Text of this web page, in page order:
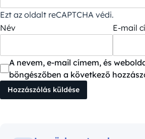
Ezt az oldalt reCAPTCHA védi.
Név
E-mail
A nevem, e-mail címem, és
böngészőben a következő